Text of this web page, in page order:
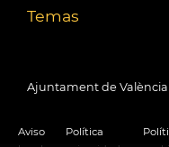
Temas
Ajuntament de
Aviso
Política